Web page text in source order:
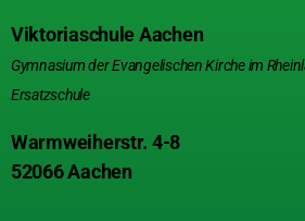
Viktoriaschule Aachen
Gymnasium der Evangelischen Kirche im
Ersatzschule
Warmweiherstr. 4-8
52066 Aachen